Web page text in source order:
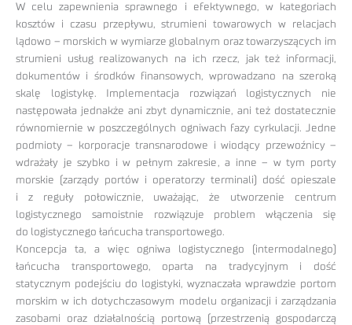
W celu zapewnienia sprawnego i efektywnego, w kategoriach
kosztów i czasu przepływu, strumieni towarowych w relacjach
lądowo – morskich w wymiarze globalnym oraz towarzyszących im
strumieni usług realizowanych na ich rzecz, jak też informacji,
dokumentów i środków finansowych, wprowadzano na szeroką
skalę logistykę. Implementacja rozwiązań logistycznych nie
następowała jednakże ani zbyt dynamicznie, ani też dostatecznie
równomiernie w poszczególnych ogniwach fazy cyrkulacji. Jedne
podmioty – korporacje transnarodowe i wiodący przewoźnicy –
wdrażały je szybko i w pełnym zakresie, a inne – w tym porty
morskie (zarządy portów i operatorzy terminali) dość opieszale
i z reguły połowicznie, uważając, że utworzenie centrum
logistycznego samoistnie rozwiązuje problem włączenia się
do logistycznego łańcucha transportowego.
Koncepcja ta, a więc ogniwa logistycznego (intermodalnego)
łańcucha transportowego, oparta na tradycyjnym i dość
statycznym podejściu do logistyki, wyznaczała wprawdzie portom
morskim w ich dotychczasowym modelu organizacji i zarządzania
zasobami oraz działalnością portową (przestrzenią gospodarczą